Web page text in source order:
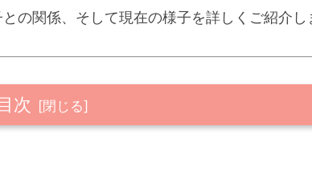
の関係、そして現在の様子を詳しくご紹介し
次